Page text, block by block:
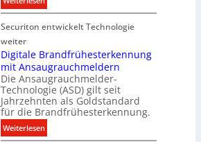
n
i
k
e
n
r
y
w
i
r
d
u
N
e
e
r
I
n
v
e
s
Securiton entwickelt Technologie
weiter
Digitale Brandfrühesterkennung
mit Ansaugrauchmeldern
Die Ansaugrauchmelder-
Technologie (ASD) gilt seit
Jahrzehnten als Goldstandard
für die Brandfrühesterkennung.
Weiterlesen: